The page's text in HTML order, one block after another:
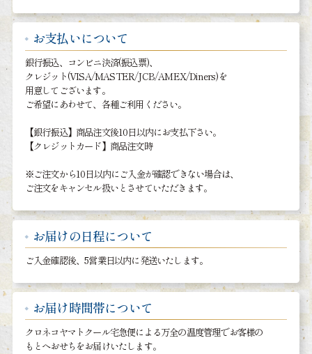
お支払いについて
銀行振込、コンビニ決済(振込票)、
クレジット(VISA/MASTER/JCB/AMEX/Diners)を
用意してございます。
ご希望にあわせて、各種ご利用ください。
【銀行振込】商品注文後10日以内にお支払下さい。
【クレジットカード】商品注文時
※ご注文から10日以内にご入金が確認できない場合は、
ご注文をキャンセル扱いとさせていただきます。
お届けの日程について
ご入金確認後、5営業日以内に発送いたします。
お届け時間帯について
クロネコヤマトクール宅急便による万全の温度管理でお客様の
もとへおせちをお届けいたします。